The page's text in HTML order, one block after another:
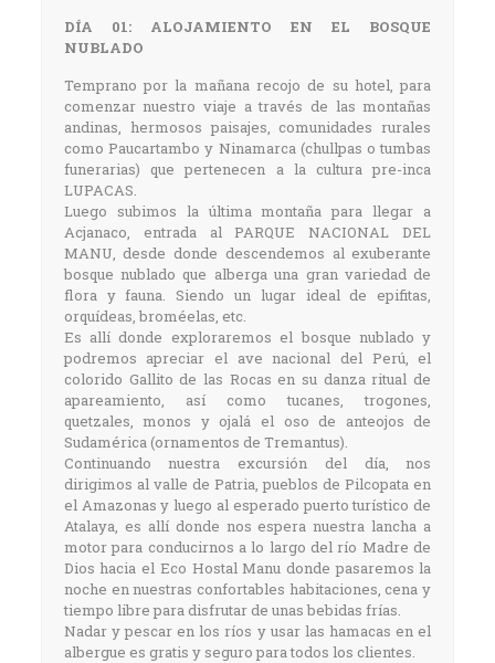
DÍA 01: ALOJAMIENTO EN EL BOSQUE
NUBLADO
Temprano por la mañana recojo de su hotel, para
comenzar nuestro viaje a través de las montañas
andinas, hermosos paisajes, comunidades rurales
como Paucartambo y Ninamarca (chullpas o tumbas
funerarias) que pertenecen a la cultura pre-inca
LUPACAS.
Luego subimos la última montaña para llegar a
Acjanaco, entrada al PARQUE NACIONAL DEL
MANU, desde donde descendemos al exuberante
bosque nublado que alberga una gran variedad de
flora y fauna. Siendo un lugar ideal de epifitas,
orquídeas, broméelas, etc.
Es allí donde exploraremos el bosque nublado y
podremos apreciar el ave nacional del Perú, el
colorido Gallito de las Rocas en su danza ritual de
apareamiento, así como tucanes, trogones,
quetzales, monos y ojalá el oso de anteojos de
Sudamérica (ornamentos de Tremantus).
Continuando nuestra excursión del día, nos
dirigimos al valle de Patria, pueblos de Pilcopata en
el Amazonas y luego al esperado puerto turístico de
Atalaya, es allí donde nos espera nuestra lancha a
motor para conducirnos a lo largo del río Madre de
Dios hacia el Eco Hostal Manu donde pasaremos la
noche en nuestras confortables habitaciones, cena y
tiempo libre para disfrutar de unas bebidas frías.
Nadar y pescar en los ríos y usar las hamacas en el
albergue es gratis y seguro para todos los clientes.